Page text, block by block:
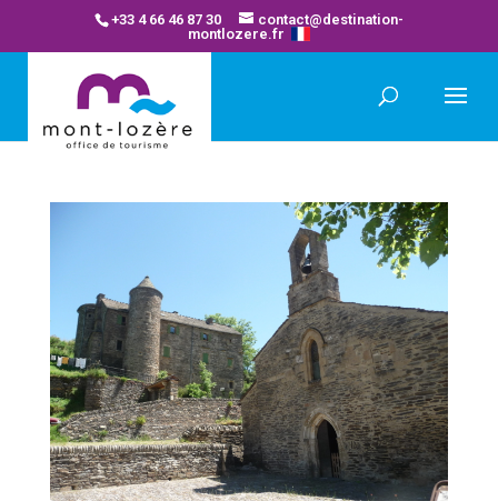
+33 4 66 46 87 30
contact@destination-
montlozere.fr